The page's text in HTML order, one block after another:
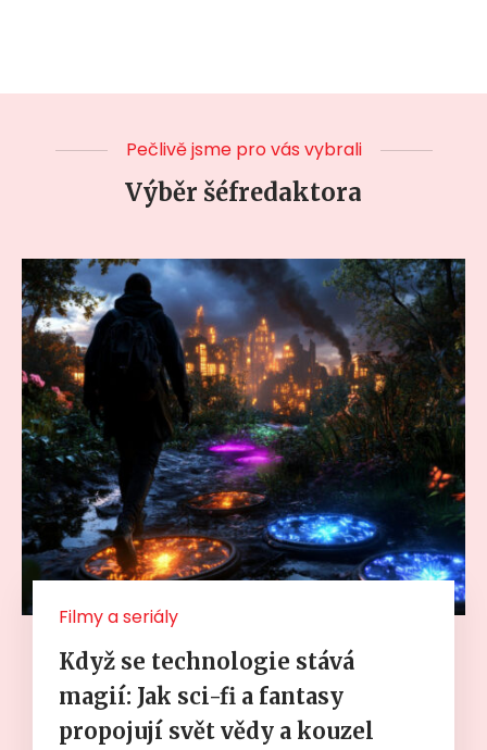
Pečlivě jsme pro vás vybrali
Výběr šéfredaktora
Filmy a seriály
Když se technologie stává
magií: Jak sci-fi a fantasy
propojují svět vědy a kouzel